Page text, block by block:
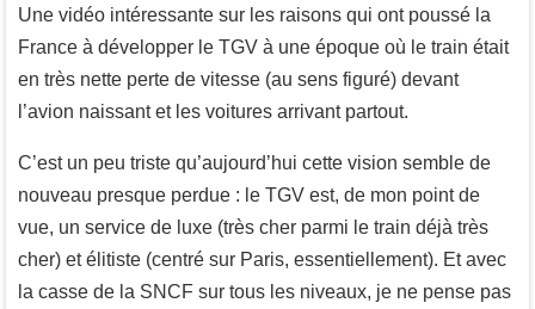
Une vidéo intéressante sur les raisons qui ont poussé la
France à développer le TGV à une époque où le train était
en très nette perte de vitesse (au sens figuré) devant
l’avion naissant et les voitures arrivant partout.
C’est un peu triste qu’aujourd’hui cette vision semble de
nouveau presque perdue : le TGV est, de mon point de
vue, un service de luxe (très cher parmi le train déjà très
cher) et élitiste (centré sur Paris, essentiellement). Et avec
la casse de la SNCF sur tous les niveaux, je ne pense pas